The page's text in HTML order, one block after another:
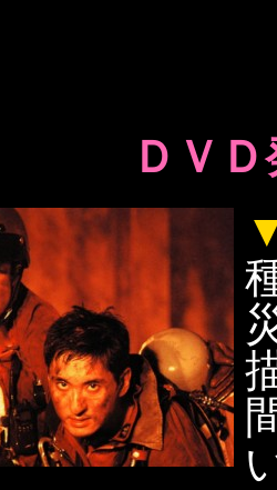
ＤＶ